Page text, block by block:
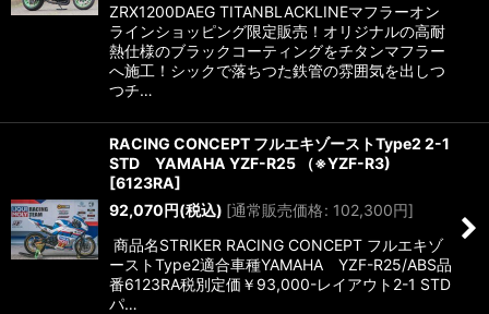
ZRX1200DAEG TITANBLACKLINEマフラーオン
ラインショッピング限定販売！オリジナルの高耐
熱仕様のブラックコーティングをチタンマフラー
へ施工！シックで落ちつた鉄管の雰囲気を出しつ
つチ…
RACING CONCEPT フルエキゾーストType2 2-1
STD YAMAHA YZF-R25 （※YZF-R3)
[6123RA]
92,070円(税込) [通常販売価格: 102,300円]
商品名STRIKER RACING CONCEPT フルエキゾ
ーストType2適合車種YAMAHA YZF-R25/ABS品
番6123RA税別定価￥93,000-レイアウト2-1 STD
パ…